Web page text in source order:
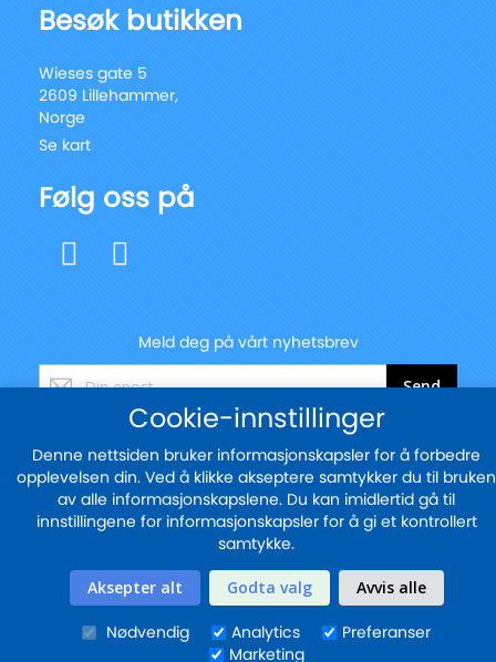
Besøk butikken
Wieses gate 5
2609 Lillehammer,
Norge
Se kart
Følg oss på
Meld deg på vårt nyhetsbrev
Registrer
nyhetsbrev:
Send
© 2025 - blekkskriveren.no
Sikker betaling med
Cookie-innstillinger
Denne nettsiden bruker informasjonskapsler for å forbedre
opplevelsen din. Ved å klikke akseptere samtykker du til bruken
av alle informasjonskapslene. Du kan imidlertid gå til
innstillingene for informasjonskapsler for å gi et kontrollert
samtykke.
Aksepter alt Godta valg Avvis alle
Nødvendig Analytics
Preferanser
Marketing